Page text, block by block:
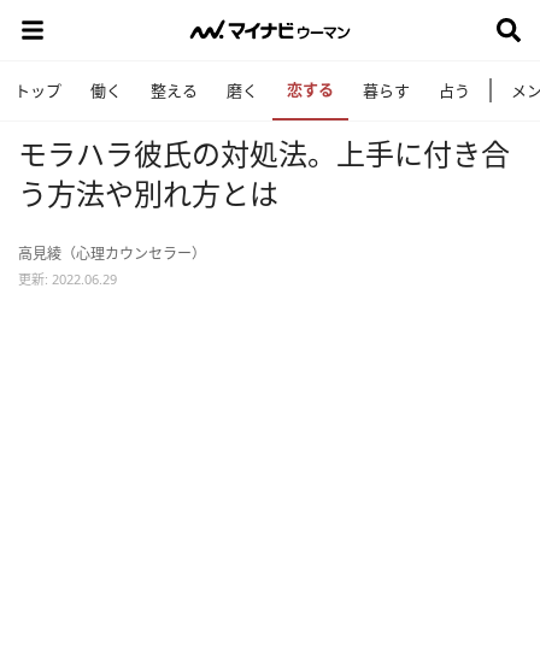
トップ 働く 整える 磨く 恋する 暮らす 占う メ
モラハラ彼氏の対処法。上手に付き合
う方法や別れ方とは
高見綾（心理カウンセラー）
更新: 2022.06.29